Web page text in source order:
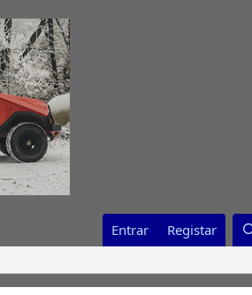
Entrar Registar